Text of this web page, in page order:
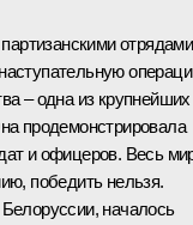
отрядами
– одна из крупнейших
продемонстрировала
и офицеров. Весь
победить нельзя.
началось